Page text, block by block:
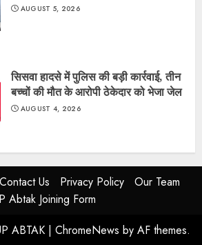
AUGUST 5, 2026
सिसवा हादसे में पुलिस की बड़ी कार्रवाई, तीन
बच्चों की मौत के आरोपी ठेकेदार को भेजा जेल
AUGUST 4, 2026
Contact Us Privacy Policy
Our Team
Abtak Joining Form
ABTAK | ChromeNews by AF themes.